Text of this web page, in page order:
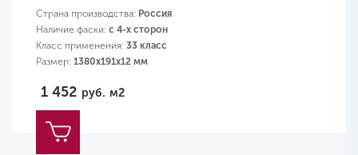
Страна производства: Россия
Наличие фаски: с 4-х сторон
Класс применения: 33 класс
Размер: 1380х191х12 мм
1 452 руб. м2